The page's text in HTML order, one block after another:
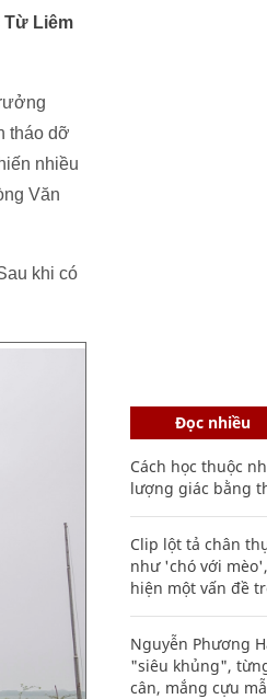
Từ Liêm
tháo dỡ
nhiều
Văn
khi có
Đọc nhiều
Cách học thuộc
lượng giác bằng
Clip lột tả chân
như 'chó với
hiện một vấn đề
Nguyễn Phương
"siêu khủng",
cân, mắng cựu